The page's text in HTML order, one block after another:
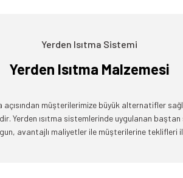
Yerden Isıtma Sistemi
Yerden Isıtma Malzemesi
açısından müşterilerimize büyük alternatifler
Yerden ısıtma sistemlerinde uygulanan
avantajlı maliyetler ile müşterilerine teklifleri